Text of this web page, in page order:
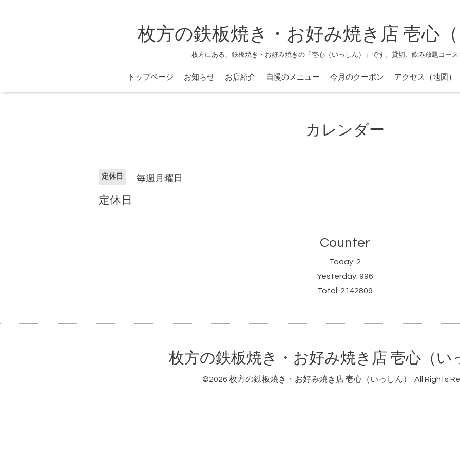
枚方の鉄板焼き・お好み焼き店 壱心（
枚方にある、鉄板焼き・お好み焼きの「壱心（いっしん）」です。貸切、飲み放題コース
トップページ お知らせ お店紹介 自慢のメニュー 今月のクーポン アクセス（地図）
カレンダー
定休日 毎週月曜日
定休日
Counter
Today: 2
Yesterday: 996
Total: 2142809
枚方の鉄板焼き・お好み焼き店 壱心（い
©2026 枚方の鉄板焼き・お好み焼き店 壱心（いっしん） . All Rights